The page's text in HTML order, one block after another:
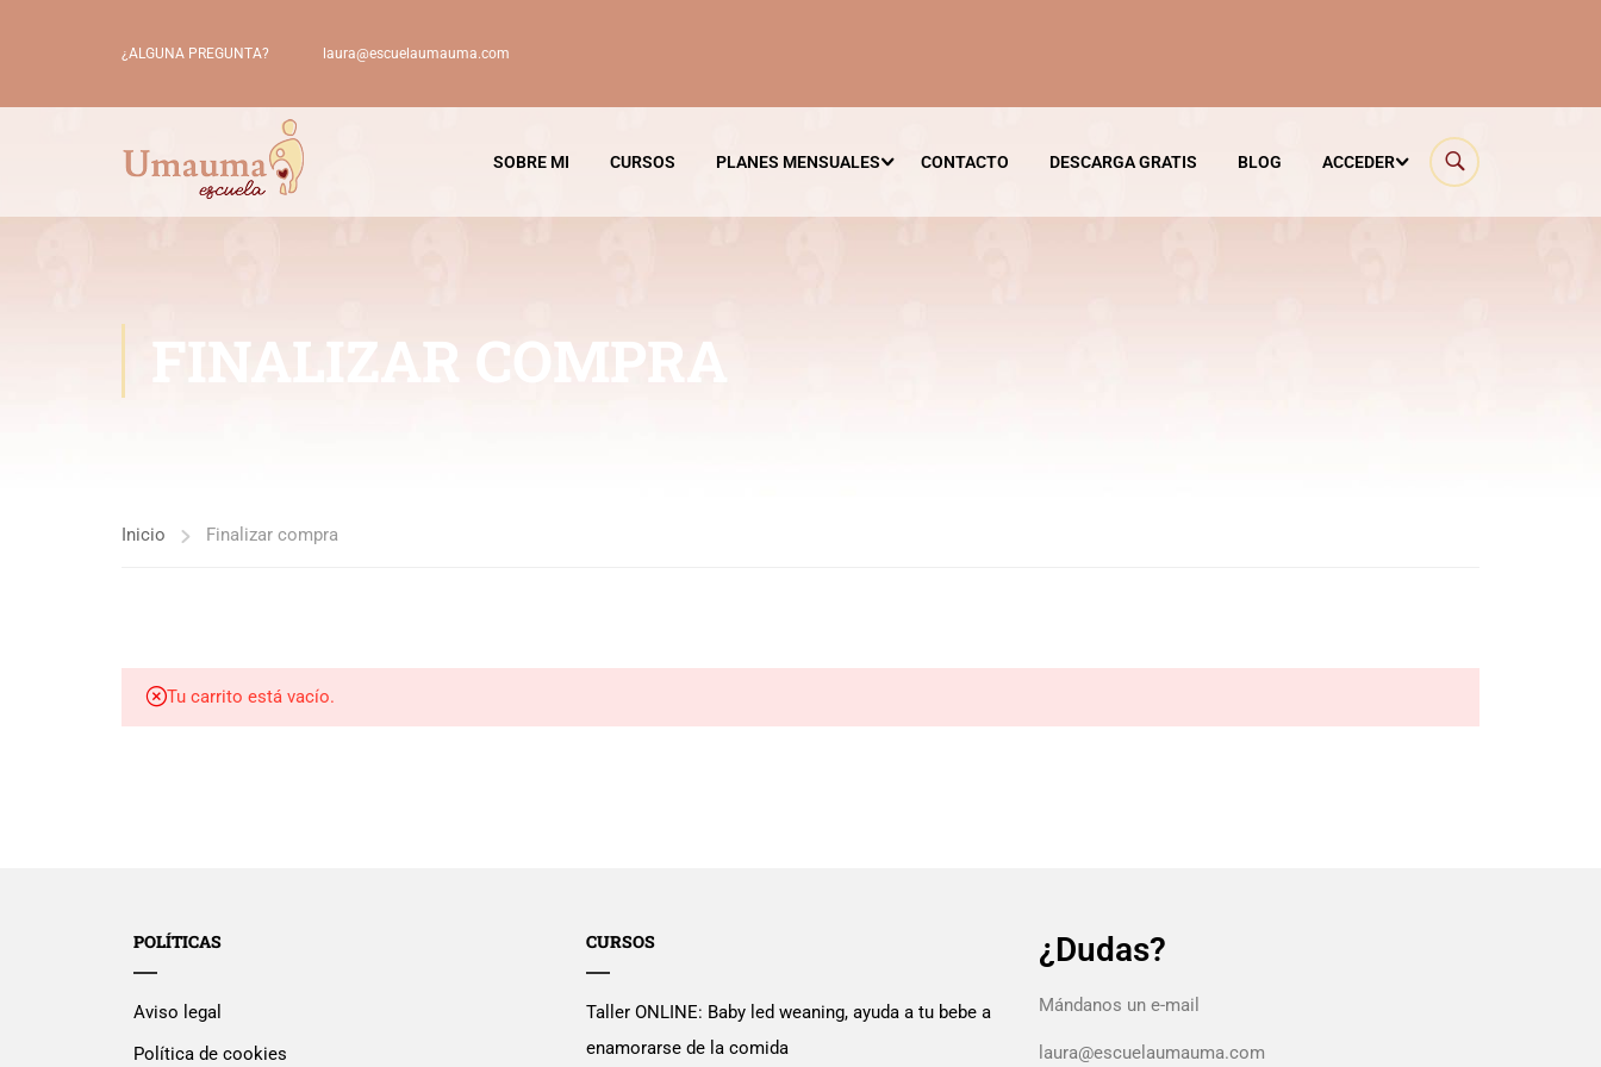
¿ALGUNA PREGUNTA? laura@escuelaumauma.com
SOBRE MI CURSOS PLANES MENSUALES CONTACTO DESCARGA GRATIS BLOG ACCEDER
FINALIZAR COMPRA
Inicio Finalizar compra
Tu carrito está vacío.
POLÍTICAS
Aviso legal
Política de cookies
CURSOS
Taller ONLINE: Baby led weaning, ayuda a tu bebe a
enamorarse de la comida
¿Dudas?
Mándanos un e-mail
laura@escuelaumauma.com